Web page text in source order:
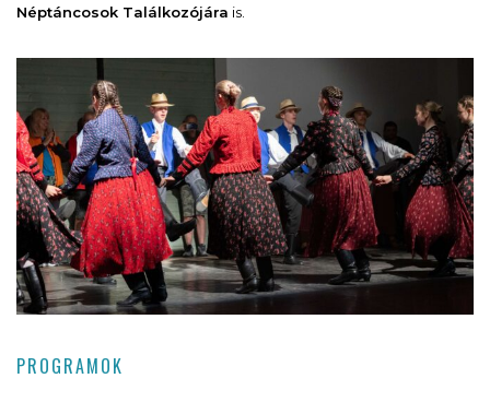
Néptáncosok Találkozójára is.
PROGRAMOK